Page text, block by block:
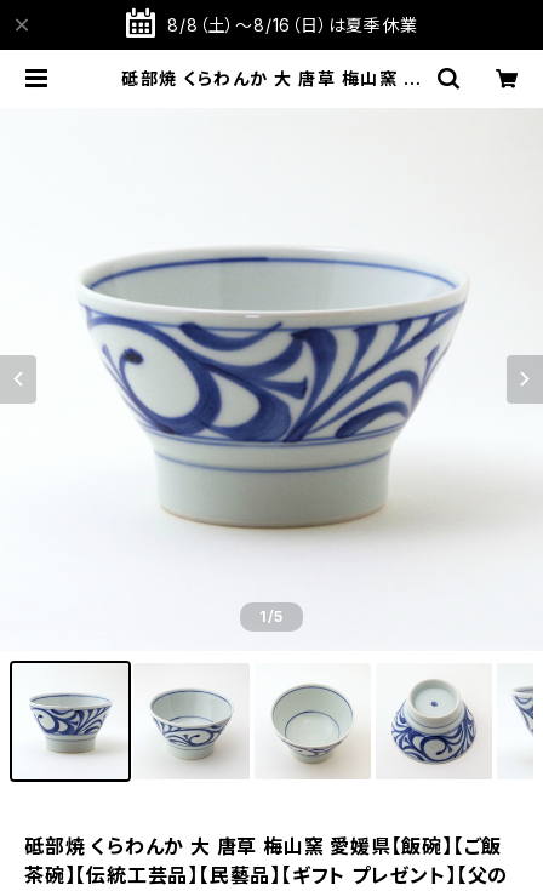
8/8（土）～8/16（日）は夏季休業
砥部焼 くらわんか 大 唐草 梅山窯 愛
1/5
砥部焼 くらわんか 大 唐草 梅山窯 愛媛県【飯碗】【ご飯
茶碗】【伝統工芸品】【民藝品】【ギフト プレゼント】【父の